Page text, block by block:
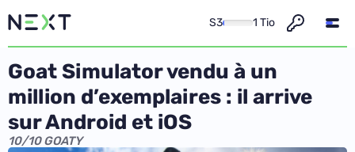
S3 1 Tio
Goat Simulator vendu à un
million d’exemplaires : il arrive
sur Android et iOS
10/10 GOATY